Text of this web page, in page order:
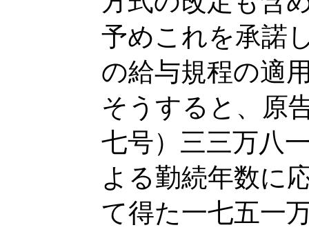
予めこれを承諾
の給与規程の適
そうすると、原
七号）三三万八
よる勤続年数に
て得た一七五一